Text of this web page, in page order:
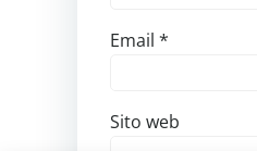
Email *
Sito web